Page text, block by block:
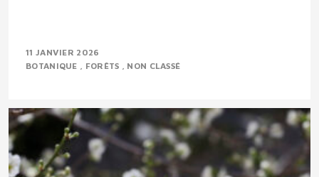
11 JANVIER 2026
BOTANIQUE
FORÊTS NON CLASSÉ